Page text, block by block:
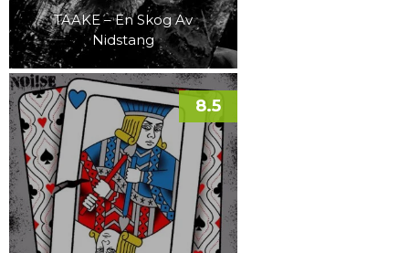
TAAKE – En Skog Av
Nidstang
8.5